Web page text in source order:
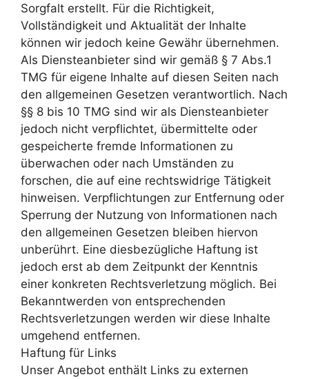
Sorgfalt erstellt. Für die Richtigkeit,
Vollständigkeit und Aktualität der Inhalte
können wir jedoch keine Gewähr übernehmen.
Als Diensteanbieter sind wir gemäß § 7 Abs.1
TMG für eigene Inhalte auf diesen Seiten nach
den allgemeinen Gesetzen verantwortlich. Nach
§§ 8 bis 10 TMG sind wir als Diensteanbieter
jedoch nicht verpflichtet, übermittelte oder
gespeicherte fremde Informationen zu
überwachen oder nach Umständen zu
forschen, die auf eine rechtswidrige Tätigkeit
hinweisen. Verpflichtungen zur Entfernung oder
Sperrung der Nutzung von Informationen nach
den allgemeinen Gesetzen bleiben hiervon
unberührt. Eine diesbezügliche Haftung ist
jedoch erst ab dem Zeitpunkt der Kenntnis
einer konkreten Rechtsverletzung möglich. Bei
Bekanntwerden von entsprechenden
Rechtsverletzungen werden wir diese Inhalte
umgehend entfernen.
Haftung für Links
Unser Angebot enthält Links zu externen